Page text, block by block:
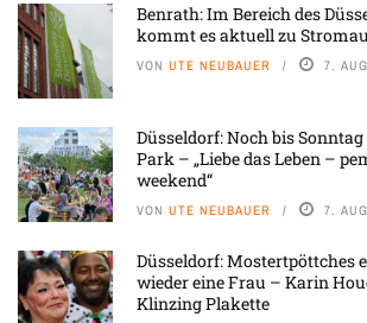
Benrath: Im Bereich des
kommt es aktuell zu
VON UTE NEUBAUER 7.
Düsseldorf: Noch bis
Park – „Liebe das Leben –
weekend“
VON UTE NEUBAUER 7.
Düsseldorf: Mostertpöttches
wieder eine Frau – Karin
Klinzing Plakette